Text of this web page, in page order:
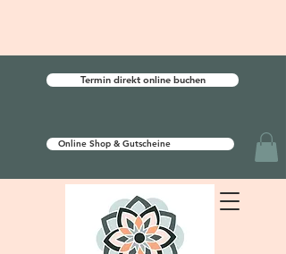
Termin direkt online buchen
Online Shop & Gutscheine